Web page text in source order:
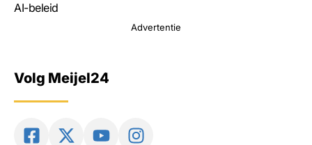
AI-beleid
Advertentie
Volg Meijel24